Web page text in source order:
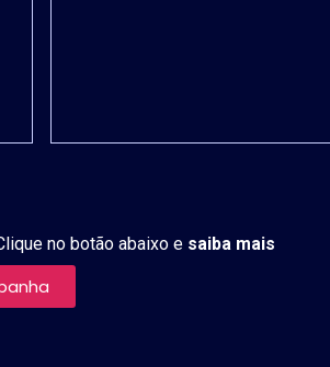
no botão abaixo e saiba mais